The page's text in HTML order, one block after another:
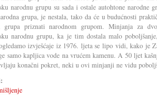
narodnu grupu su sada i ostale autohtone narodne
grupa, je nestala, tako da će u budućnosti
grupa priznati narodnom grupom. Minjanja za
narodnu grupu, ka je tim dostala malo
izvješćaje iz 1976. ljeta se lipo vidi, kako je
samo kapljica vode na vrućem kamenu. A 50 ljet
konačni pokret, neki u ovi minjanji ne vidu